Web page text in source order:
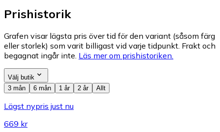
Prishistorik
Grafen visar lägsta pris över tid för den variant (såsom färg
eller storlek) som varit billigast vid varje tidpunkt. Frakt och
begagnat ingår inte. Läs mer om prishistoriken.
Välj butik
3 mån
6 mån 1 år 2 år Allt
Lägst nypris just nu
669 kr